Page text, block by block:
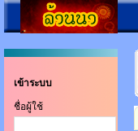
เข้าระบบ
ชื่อผู้ใช้